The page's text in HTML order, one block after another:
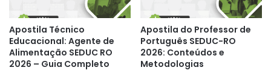
Apostila Técnico
Educacional: Agente de
Alimentação SEDUC RO
2026 – Guia Completo
Apostila do Professor de
Português SEDUC-RO
2026: Conteúdos e
Metodologias